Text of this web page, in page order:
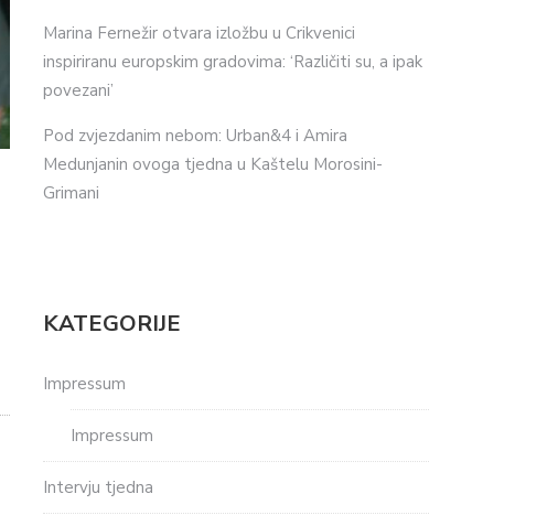
Marina Fernežir otvara izložbu u Crikvenici
inspiriranu europskim gradovima: ‘Različiti su, a ipak
povezani’
Pod zvjezdanim nebom: Urban&4 i Amira
Medunjanin ovoga tjedna u Kaštelu Morosini-
Grimani
KATEGORIJE
Impressum
Impressum
Intervju tjedna